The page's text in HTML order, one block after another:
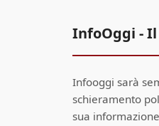
InfoOggi -
Infooggi sarà
schieramento
sua